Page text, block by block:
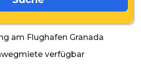
am Flughafen Granada
verfügbar